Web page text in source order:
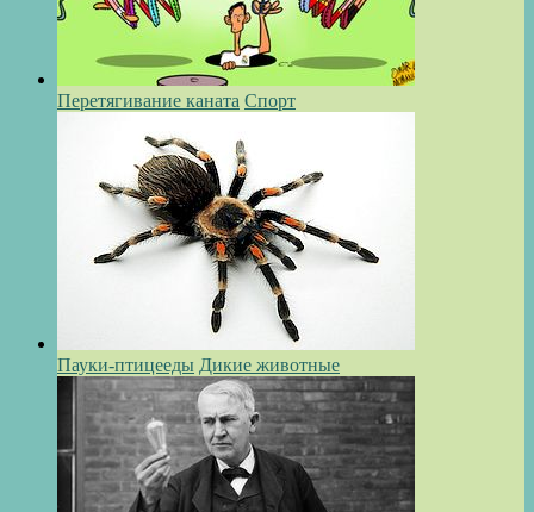
Перетягивание каната Спорт
Пауки-птицееды Дикие животные